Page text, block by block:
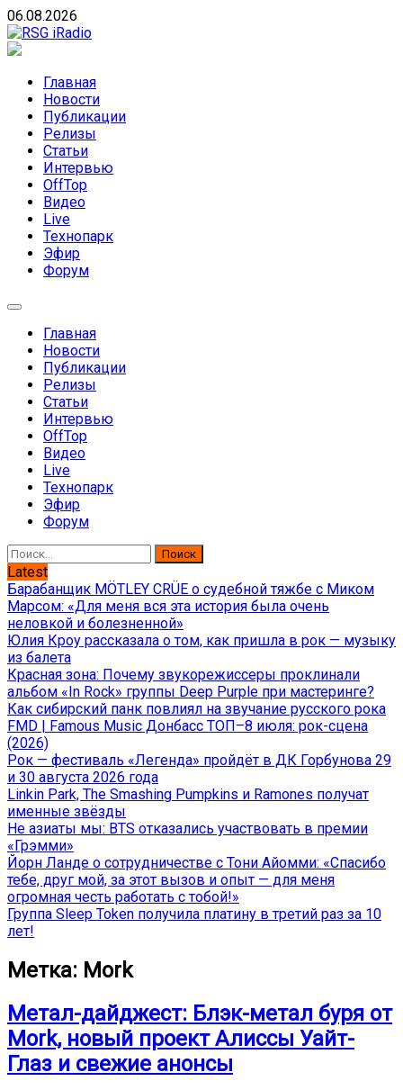
Skip
to
content
06.08.2026
направлений без возрастных ограничений
Главная
Новости
Публикации
Релизы
Статьи
Интервью
OffTop
Видео
Live
Технопарк
Эфир
Форум
Главная
Новости
Публикации
Релизы
Статьи
Интервью
OffTop
Видео
Live
Технопарк
Эфир
Форум
Найти:
Latest
Барабанщик MÖTLEY CRÜE о судебной тяжбе с Миком
Марсом: «Для меня вся эта история была очень
неловкой и болезненной»
Юлия Кроу рассказала о том, как пришла в рок — музыку
из балета
Красная зона: Почему звукорежиссеры проклинали
альбом «In Rock» группы Deep Purple при мастеринге?
Как сибирский панк повлиял на звучание русского рока
FMD | Famous Music Донбасс ТОП–8 июля: рок-сцена
(2026)
Рок — фестиваль «Легенда» пройдёт в ДК Горбунова 29
и 30 августа 2026 года
Linkin Park, The Smashing Pumpkins и Ramones получат
именные звёзды
Не азиаты мы: BTS отказались участвовать в премии
«Грэмми»
Йорн Ланде о сотрудничестве с Тони Айомми: «Спасибо
тебе, друг мой, за этот вызов и опыт — для меня
огромная честь работать с тобой!»
Группа Sleep Token получила платину в третий раз за 10
лет!
Метка: Mork
Метал-дайджест: Блэк-метал буря от
Mork, новый проект Алиссы Уайт-
Глаз и свежие анонсы